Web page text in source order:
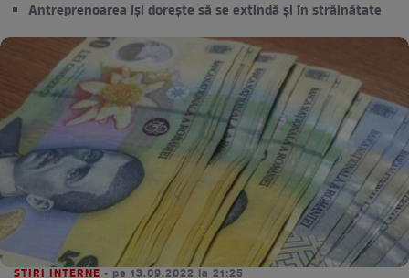
Antreprenoarea își dorește să se extindă și în străinătate
STIRI INTERNE • pe 13.09.2022 la 21:25